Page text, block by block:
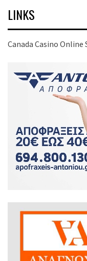
LINKS
Canada Casino Online